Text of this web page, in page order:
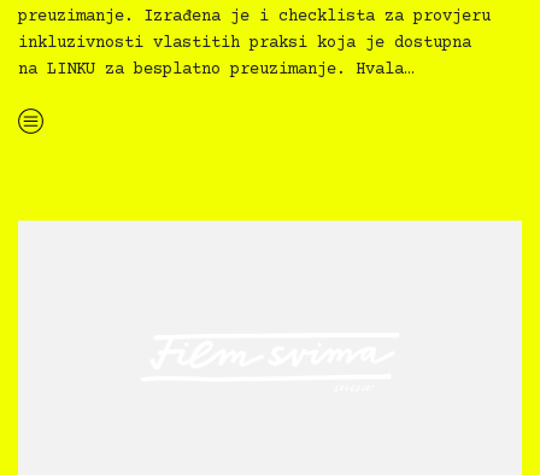
preuzimanje. Izrađena je i checklista za provjeru
inkluzivnosti vlastitih praksi koja je dostupna
na LINKU za besplatno preuzimanje. Hvala…
“Kultura svima — Smjernice za inkluzivne kulturne prakse”